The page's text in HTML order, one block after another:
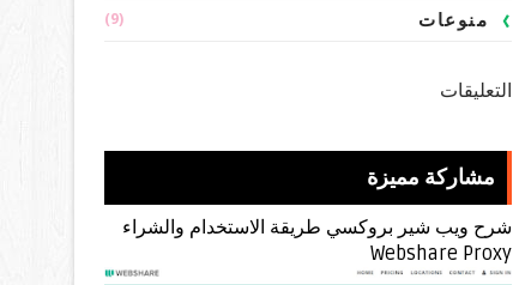
منوعات (9)
التعليقات
مشاركة مميزة
شرح ويب شير بروكسي طريقة الاستخدام والشراء
Webshare Proxy